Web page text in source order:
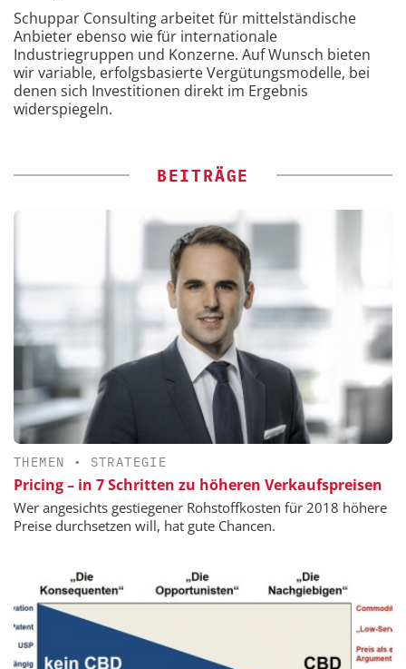
Schuppar Consulting arbeitet für mittelständische
Anbieter ebenso wie für internationale
Industriegruppen und Konzerne. Auf Wunsch bieten
wir variable, erfolgsbasierte Vergütungsmodelle, bei
denen sich Investitionen direkt im Ergebnis
widerspiegeln.
BEITRÄGE
THEMEN • STRATEGIE
Pricing – in 7 Schritten zu höheren Verkaufspreisen
Wer angesichts gestiegener Rohstoffkosten für 2018 höhere
Preise durchsetzen will, hat gute Chancen.